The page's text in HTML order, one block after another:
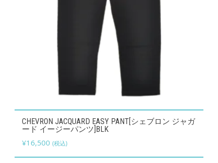
品
CHEVRON JACQUARD EASY PANT[シェブロン ジャガ
ード イージーパンツ]BLK
¥16,500 (税込)